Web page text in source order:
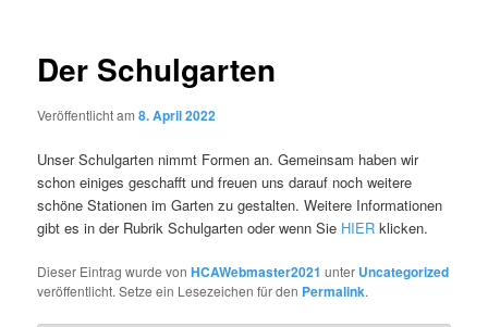
Der Schulgarten
Veröffentlicht am8. April 2022
Unser Schulgarten nimmt Formen an. Gemeinsam haben wir
schon einiges geschafft und freuen uns darauf noch weitere
schöne Stationen im Garten zu gestalten. Weitere Informationen
gibt es in der Rubrik Schulgarten oder wenn Sie HIER klicken.
Dieser Eintrag wurde vonHCAWebmaster2021 unter Uncategorized
veröffentlicht. Setze ein Lesezeichen für den Permalink.